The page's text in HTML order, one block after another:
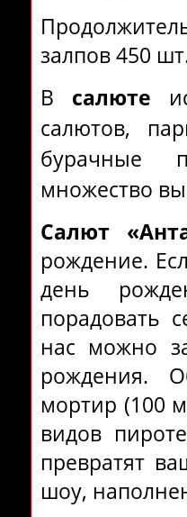
залпов 450
В салюте
салютов,
бурачные
множество
Салют
рождение.
день
порадовать
нас можно
рождения.
мортир (100
видов
превратят
шоу,